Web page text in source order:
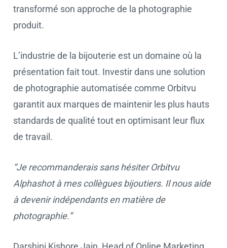
transformé son approche de la photographie
produit.
L’industrie de la bijouterie est un domaine où la
présentation fait tout. Investir dans une solution
de photographie automatisée comme Orbitvu
garantit aux marques de maintenir les plus hauts
standards de qualité tout en optimisant leur flux
de travail.
“Je recommanderais sans hésiter Orbitvu
Alphashot à mes collègues bijoutiers. Il nous aide
à devenir indépendants en matière de
photographie.”